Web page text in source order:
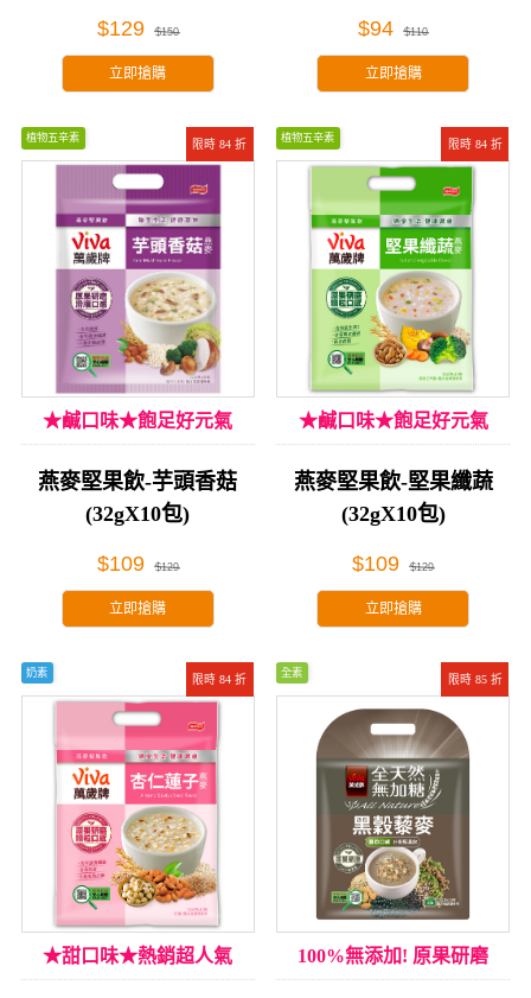
$129 $150
立即搶購
$94 $110
立即搶購
限時 84 折
植物五辛素
★鹹口味★飽足好元氣
燕麥堅果飲-芋頭香菇
(32gX10包)
$109 $129
立即搶購
限時 84 折
植物五辛素
★鹹口味★飽足好元氣
燕麥堅果飲-堅果纖蔬
(32gX10包)
$109 $129
立即搶購
限時 84 折
奶素
★甜口味★熱銷超人氣
限時 85 折
全素
100%無添加! 原果研磨